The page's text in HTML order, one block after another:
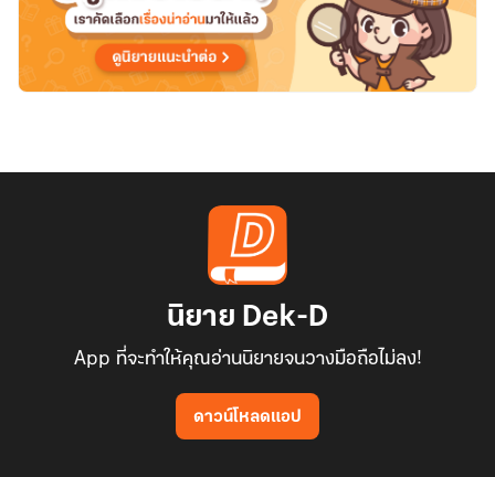
นิยาย Dek-D
App ที่จะทำให้คุณอ่านนิยายจนวางมือถือไม่ลง!
ดาวน์โหลดแอป